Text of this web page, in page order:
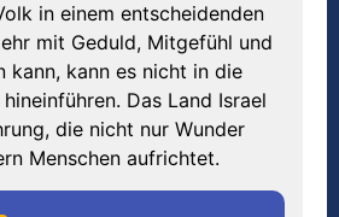
in einem entscheidenden
mit Geduld, Mitgefühl und
kann, kann es nicht in die
Das Land Israel
die nicht nur Wunder
Menschen aufrichtet.